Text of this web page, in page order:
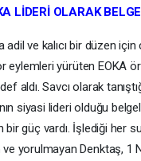
LİDERİ OLARAK
adil ve kalıcı bir düzen
eylemleri yürüten EOKA
aldı. Savcı olarak
siyasi lideri olduğu
güç vardı. İşlediği her
ve yorulmayan Denktaş, 1